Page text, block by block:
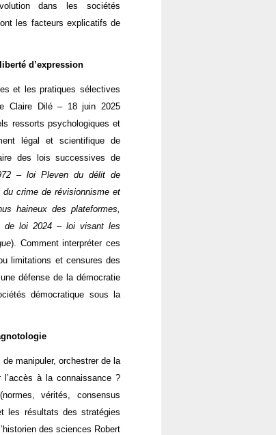
dans les sociétés
les facteurs explicatifs de
d’expression
et les pratiques sélectives
Claire Dilé – 18 juin 2025
ressorts psychologiques et
légal et scientifique de
des lois successives de
– loi Pleven du délit de
crime de révisionnisme et
haineux des plateformes,
de loi 2024 – loi visant les
). Comment interpréter ces
limitations et censures des
défense de la démocratie
démocratique sous la
manipuler, orchestrer de la
l’accès à la connaissance ?
vérités, consensus
les résultats des stratégies
des sciences Robert